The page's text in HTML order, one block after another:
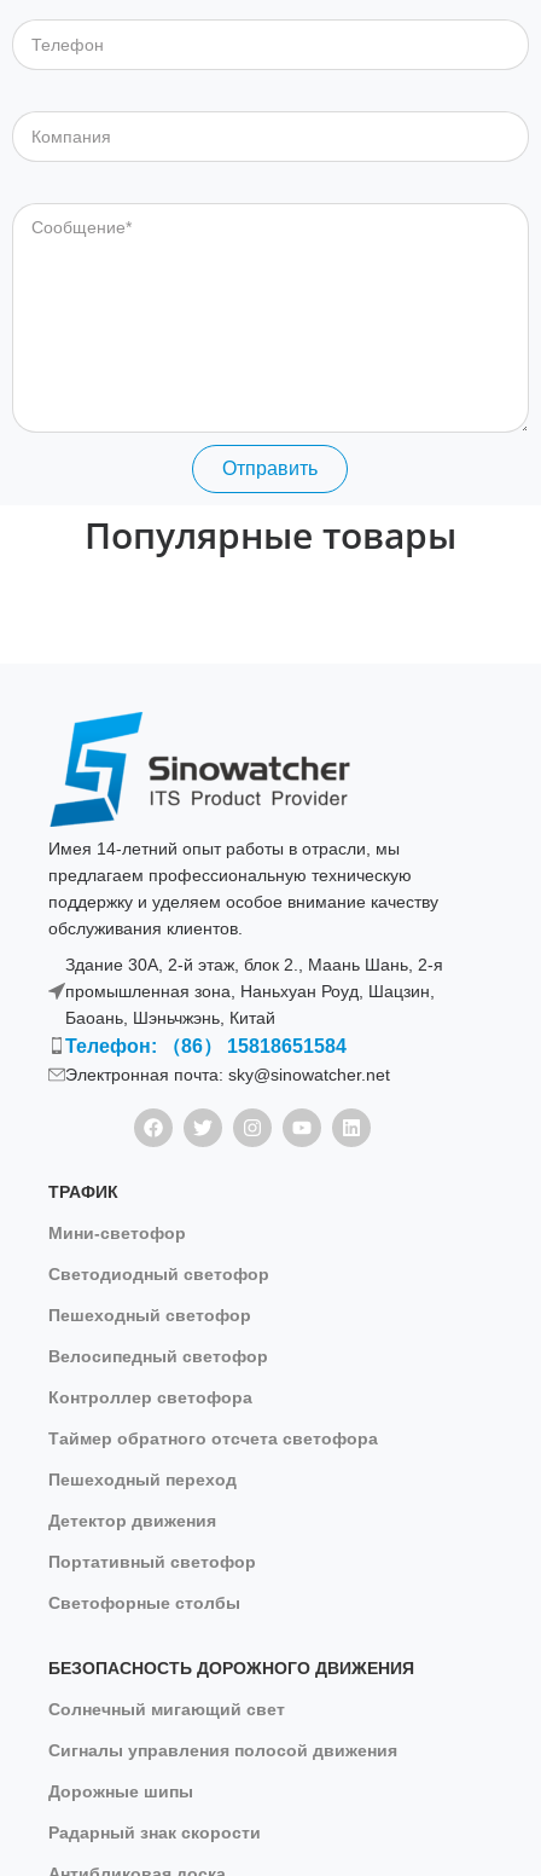
Отправить
Популярные товары
Имея 14-летний опыт работы в отрасли, мы
предлагаем профессиональную техническую
поддержку и уделяем особое внимание качеству
обслуживания клиентов.
Здание 30A, 2-й этаж, блок 2., Маань Шань, 2-я
промышленная зона, Наньхуан Роуд, Шацзин,
Баоань, Шэньчжэнь, Китай
Телефон: （86） 15818651584
Электронная почта: sky@sinowatcher.net
ТРАФИК
Мини-светофор
Светодиодный светофор
Пешеходный светофор
Велосипедный светофор
Контроллер светофора
Таймер обратного отсчета светофора
Пешеходный переход
Детектор движения
Портативный светофор
Светофорные столбы
БЕЗОПАСНОСТЬ ДОРОЖНОГО ДВИЖЕНИЯ
Солнечный мигающий свет
Сигналы управления полосой движения
Дорожные шипы
Радарный знак скорости